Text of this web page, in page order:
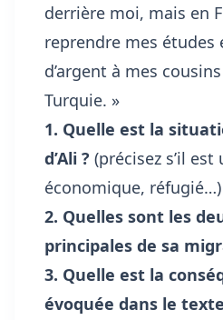
derrière moi, mais en
reprendre mes études
d’argent à mes
Turquie. »
1. Quelle est la
d’Ali ? (précisez s’il
économique, réfugié…)
2. Quelles sont les
principales de sa
3. Quelle est la
évoquée dans le